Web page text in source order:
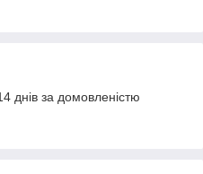
днів за домовленістю